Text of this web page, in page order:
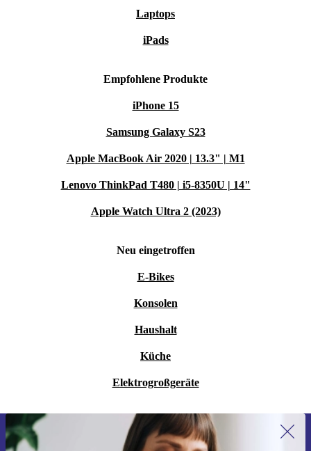
Laptops
iPads
Empfohlene Produkte
iPhone 15
Samsung Galaxy S23
Apple MacBook Air 2020 | 13.3" | M1
Lenovo ThinkPad T480 | i5-8350U | 14"
Apple Watch Ultra 2 (2023)
Neu eingetroffen
E-Bikes
Konsolen
Haushalt
Küche
Elektrogroßgeräte
Erstmals zum Newsletter anmelden,